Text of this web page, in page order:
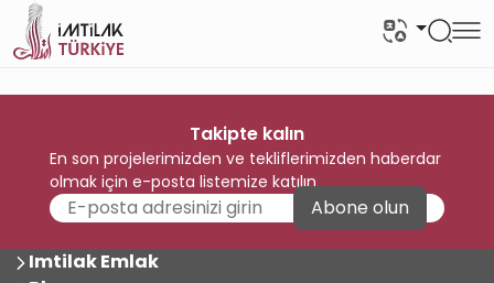
Takipte kalın
En son projelerimizden ve tekliflerimizden haberdar
olmak için e-posta listemize katılın
Abone olun
Imtilak Emlak